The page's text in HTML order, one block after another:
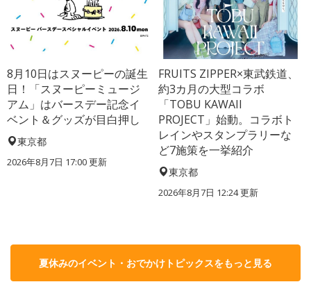
8月10日はスヌーピーの誕生
日！「スヌーピーミュージ
アム」はバースデー記念イ
ベント＆グッズが目白押し
東京都
2026年8月7日 17:00更新
FRUITS ZIPPER×東武鉄道、
約3カ月の大型コラボ
「TOBU KAWAII
PROJECT」始動。コラボト
レインやスタンプラリーな
ど7施策を一挙紹介
東京都
2026年8月7日 12:24更新
夏休みのイベント・おでかけトピックスをもっと見る